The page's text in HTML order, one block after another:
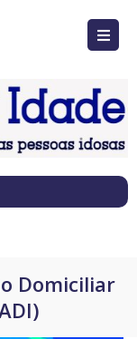
Domiciliar